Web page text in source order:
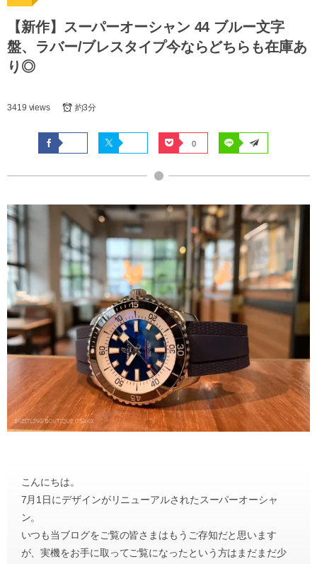
【新作】スーパーオーシャン 44 ブルー文字
盤、ラバー/ブレスタイプ今ならどちらも在庫あ
り◎
3419 views 約3分
0
こんにちは。
7月1日にデザインがリニューアルされたスーパーオーシャ
ン。
いつも当ブログをご覧の皆さまはもうご存知だと思います
が、実機をお手に取ってご覧になったという方はまだまだ少